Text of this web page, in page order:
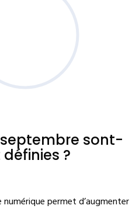
sont-
?
permet d’augmenter